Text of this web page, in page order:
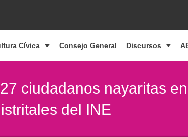
Cívica Consejo General Discursos
ciudadanos nayaritas en
del INE